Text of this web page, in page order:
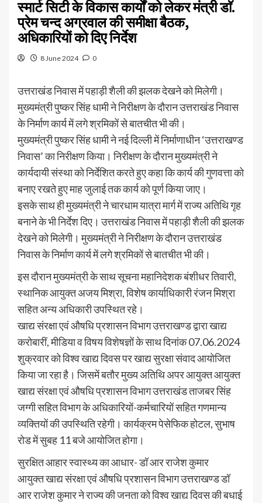
स्मार्ट सिटी के विकास कार्यों को लेकर मंत्री डाॅ.
प्रेम चन्द अग्रवाल की समीक्षा बैठक,
अधिकारियों को दिए निर्देश
8 June 2024 0
उत्तराखंड निवास में पहाड़ी शैली की झलक देखने को मिलेगी।
मुख्यमंत्री पुष्कर सिंह धामी ने निरीक्षण के दौरान उत्तराखंड निवास
के निर्माण कार्य में लगे श्रमिकों से बातचीत भी की।
मुख्यमंत्री पुष्कर सिंह धामी ने नई दिल्ली में निर्माणाधीन ‘उत्तराखण्ड
निवास’ का निरीक्षण किया। निरीक्षण के दौरान मुख्यमंत्री ने
कार्यदायी संस्था को निर्देशित करते हुए कहा कि कार्य की गुणवत्ता को
बनाए रखते हुए माह जुलाई तक कार्य को पूर्ण किया जाए।
इसके साथ ही मुख्यमंत्री ने चारधाम यात्रा मार्ग में राज्य अतिथि गृह
बनाने के भी निर्देश दिए। उत्तराखंड निवास में पहाड़ी शैली की झलक
देखने को मिलेगी। मुख्यमंत्री ने निरीक्षण के दौरान उत्तराखंड
निवास के निर्माण कार्य में लगे श्रमिकों से बातचीत भी की।
इस दौरान मुख्यमंत्री के साथ सूचना महानिदेशक बंशीधर तिवारी,
स्थानिक आयुक्त अजय मिश्रा, विशेष कार्याधिकारी रंजन मिश्रा
सहित अन्य अधिकारी उपस्थित रहे।
खाद्य संरक्षा एवं औषधि प्रशासन विभाग उत्तराखण्ड द्वारा खाद्य
करोबारीं, मीडिया व विषय विशेषज्ञों के साथ दिनांक 07.06.2024
शुक्रवार को विश्व खाद्य दिवस पर खाद्य सुरक्षा संवाद आयोजित
किया जा रहा है। जिसमें बतौर मुख्य अतिथि अपर आयुक्त आयुक्त
खाद्य संरक्षा एवं औषधि प्रशासन विभाग उत्तराखंड ताजबर सिंह
जग्गी सहित विभाग के अधिकारियों-कर्मचारियों सहित गणमान्य
व्यक्तियों की उपस्थिति रहेगी। कार्यक्रम पेसेफिक होटल, सुभाष
रोड में सुबह 11 बजे आयोजित होगा।
सुरक्षित आहार स्वास्थ्य का आधार- डॉ आर राजेश कुमार
आयुक्त खाद्य संरक्षा एवं औषधि प्रशासन विभाग उत्तराखण्ड डॉ
आर राजेश कुमार ने राज्य की जनता को विश्व खाद्य दिवस की बधाई